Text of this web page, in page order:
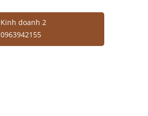
Kinh doanh 2
0963942155